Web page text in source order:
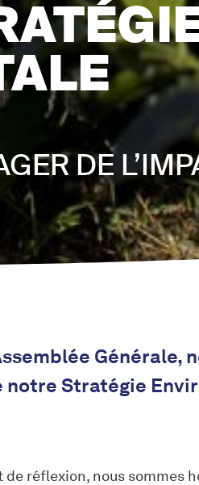
DE
Générale,
notre Stratégie
réflexion, nous sommes